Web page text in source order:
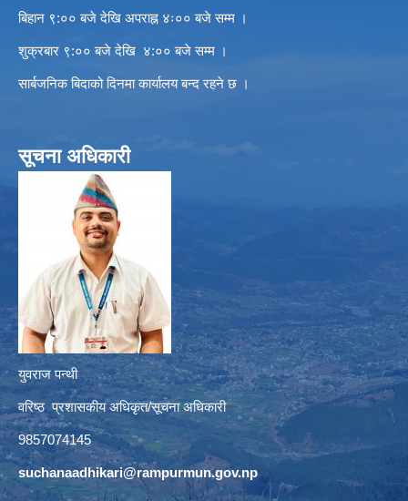
बिहान ९:०० बजे देखि अपराह्न ४ः०० बजे सम्म ।
शुक्रबार ९:०० बजे देखि ४:०० बजे सम्म ।
सार्बजनिक बिदाको दिनमा कार्यालय बन्द रहने छ ।
सूचना अधिकारी
युवराज पन्थी
वरिष्ठ प्रशासकीय अधिकृत/सूचना अधिकारी
9857074145
suchanaadhikari@rampurmun.gov.np